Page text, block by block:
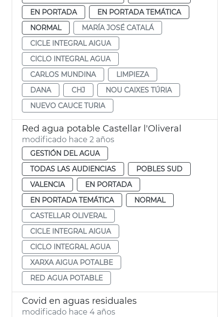
EN PORTADA
EN PORTADA TEMÁTICA
NORMAL
MARÍA JOSÉ CATALÁ
CICLE INTEGRAL AIGUA
CICLO INTEGRAL AGUA
CARLOS MUNDINA
LIMPIEZA
DANA
CHJ
NOU CAIXES TÚRIA
NUEVO CAUCE TURIA
Red agua potable Castellar l'Oliveral
modificado hace 2 años
GESTIÓN DEL AGUA
TODAS LAS AUDIENCIAS
POBLES SUD
VALENCIA
EN PORTADA
EN PORTADA TEMÁTICA
NORMAL
CASTELLAR OLIVERAL
CICLE INTEGRAL AIGUA
CICLO INTEGRAL AGUA
XARXA AIGUA POTALBE
RED AGUA POTABLE
Covid en aguas residuales
modificado hace 4 años